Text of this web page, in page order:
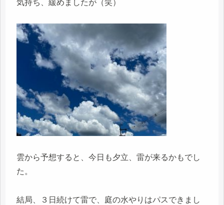
気持ち、緩めましたが（笑）
雲から予想すると、今日も夕立、雷が来るかもでし
た。
結局、３日続けて雷で、庭の水やりはパスできまし